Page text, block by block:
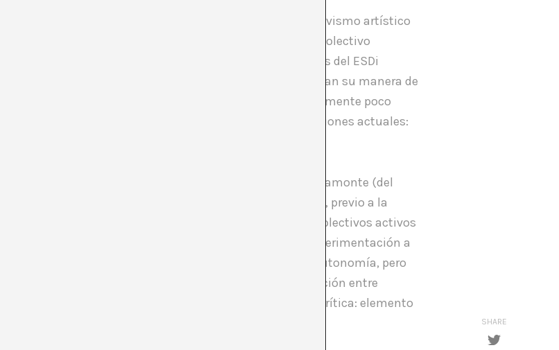
que marcó un antes y un después en la historia del activismo artístico
hasta hace una semana. Leónidas Martín (del colectivo
, en las aulas del ESDi
sobre activismo artístico que ahora configuran su manera de
uno de los proyectos más interesantes e incomprensiblemente poco
pero que deviene protagonista en mis investigaciones actuales:
en el MACBA en 2001, encabezados por Jordi Claramonte (del
(encargado del Departamento de Programas Públicos), previo a la
en Barcelona. Focalizados en buscar la complicidad de colectivos activos
como mediadores para alcanzar espacios de experimentación a
Este proyecto surgía para otorgarles independencia y autonomía, pero
la institución, estableciendo una amplia red de colaboración entre
su dialéctica serviría al museo como ejercicio de autocrítica: elemento
férrea estructura jerárquica.
SHARE